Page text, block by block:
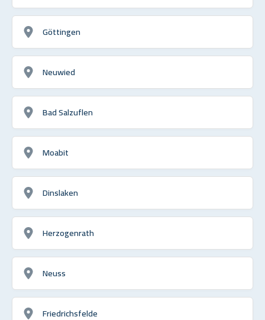
Göttingen
Neuwied
Bad Salzuflen
Moabit
Dinslaken
Herzogenrath
Neuss
Friedrichsfelde